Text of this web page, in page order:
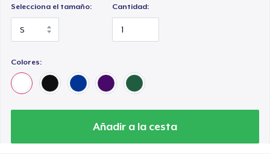
Selecciona el tamaño: Cantidad:
Colores:
Añadir a la cesta
Unisex Classic Crewneck Sweatshirt
Triblend Tee
33,99 US$
Unisex Full Zip Hoodie